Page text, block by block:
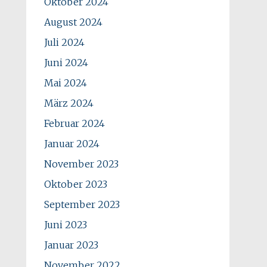
August 2024
Juli 2024
Juni 2024
Mai 2024
März 2024
Februar 2024
Januar 2024
November 2023
Oktober 2023
September 2023
Juni 2023
Januar 2023